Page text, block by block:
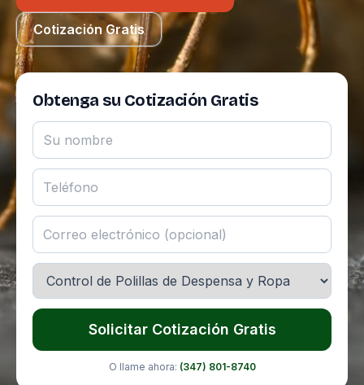
Cotización Gratis
Obtenga su Cotización Gratis
Solicitar Cotización Gratis
O llame ahora: (347) 801-8740